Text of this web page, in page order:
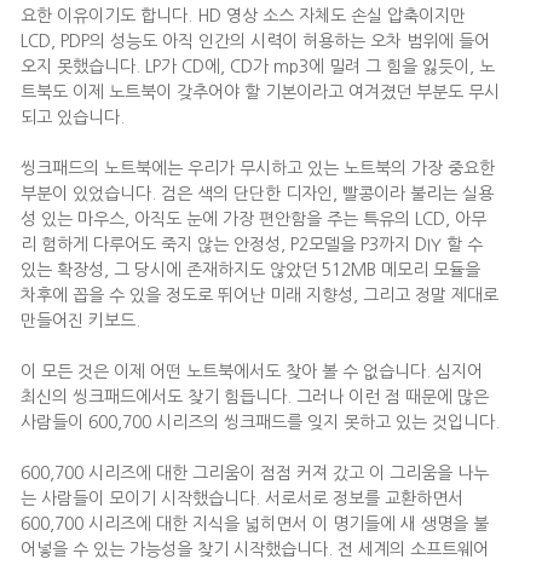
요한 이유이기도 합니다. HD 영상 소스 자체도 손실 압축이지만
LCD, PDP의 성능도 아직 인간의 시력이 허용하는 오차 범위에 들어
오지 못했습니다. LP가 CD에, CD가 mp3에 밀려 그 힘을 잃듯이, 노
트북도 이제 노트북이 갖추어야 할 기본이라고 여겨졌던 부분도 무시
되고 있습니다.
씽크패드의 노트북에는 우리가 무시하고 있는 노트북의 가장 중요한
부분이 있었습니다. 검은 색의 단단한 디자인, 빨콩이라 불리는 실용
성 있는 마우스, 아직도 눈에 가장 편안함을 주는 특유의 LCD, 아무
리 험하게 다루어도 죽지 않는 안정성, P2모델을 P3까지 DIY 할 수
있는 확장성, 그 당시에 존재하지도 않았던 512MB 메모리 모듈을
차후에 꼽을 수 있을 정도로 뛰어난 미래 지향성, 그리고 정말 제대로
만들어진 키보드.
이 모든 것은 이제 어떤 노트북에서도 찾아 볼 수 없습니다. 심지어
최신의 씽크패드에서도 찾기 힘듭니다. 그러나 이런 점 때문에 많은
사람들이 600,700 시리즈의 씽크패드를 잊지 못하고 있는 것입니다.
600,700 시리즈에 대한 그리움이 점점 커져 갔고 이 그리움을 나누
는 사람들이 모이기 시작했습니다. 서로서로 정보를 교환하면서
600,700 시리즈에 대한 지식을 넓히면서 이 명기들에 새 생명을 불
어넣을 수 있는 가능성을 찾기 시작했습니다. 전 세계의 소프트웨어